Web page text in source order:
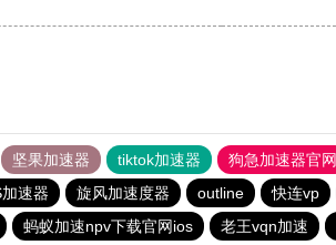
坚果加速器 tiktok加速器 狗急加速器官网
速器 旋风加速度器 outline 快连vp
蚂蚁加速npv下载官网ios 老王vqn加速